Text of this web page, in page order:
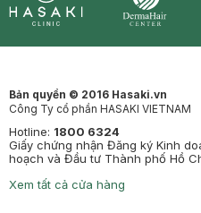
Bản quyền © 2016 Hasaki.vn
Công Ty cổ phần HASAKI VIETNAM
Hotline: 1800 6324
Giấy chứng nhận Đăng ký Kinh
hoạch và Đầu tư Thành phố Hồ
Xem tất cả cửa hàng